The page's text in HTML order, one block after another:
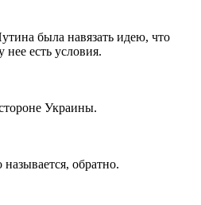
была навязать идею, что
нее есть условия.
Украины.
обратно.